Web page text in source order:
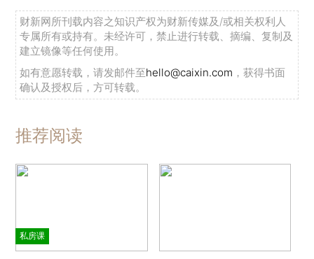
财新网所刊载内容之知识产权为财新传媒及/或相关权利人
专属所有或持有。未经许可，禁止进行转载、摘编、复制及
建立镜像等任何使用。
如有意愿转载，请发邮件至hello@caixin.com ，获得书面
确认及授权后，方可转载。
推荐阅读
私房课